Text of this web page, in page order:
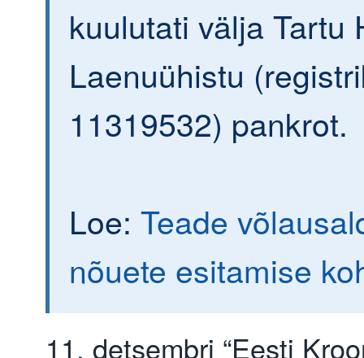
kuulutati välja Tartu
Laenuühistu
11319532) pankrot.
Loe: Teade
nõuete esitamise
11. detsembri “Eesti